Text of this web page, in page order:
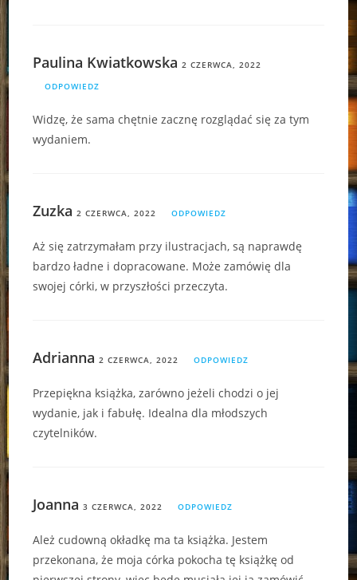
Paulina Kwiatkowska 2 CZERWCA, 2022
ODPOWIEDZ
Widzę, że sama chętnie zacznę rozglądać się za tym
wydaniem.
Zuzka 2 CZERWCA, 2022 ODPOWIEDZ
Aż się zatrzymałam przy ilustracjach, są naprawdę
bardzo ładne i dopracowane. Może zamówię dla
swojej córki, w przyszłości przeczyta.
Adrianna 2 CZERWCA, 2022 ODPOWIEDZ
Przepiękna książka, zarówno jeżeli chodzi o jej
wydanie, jak i fabułę. Idealna dla młodszych
czytelników.
Joanna 3 CZERWCA, 2022 ODPOWIEDZ
Ależ cudowną okładkę ma ta książka. Jestem
przekonana, że moja córka pokocha tę książkę od